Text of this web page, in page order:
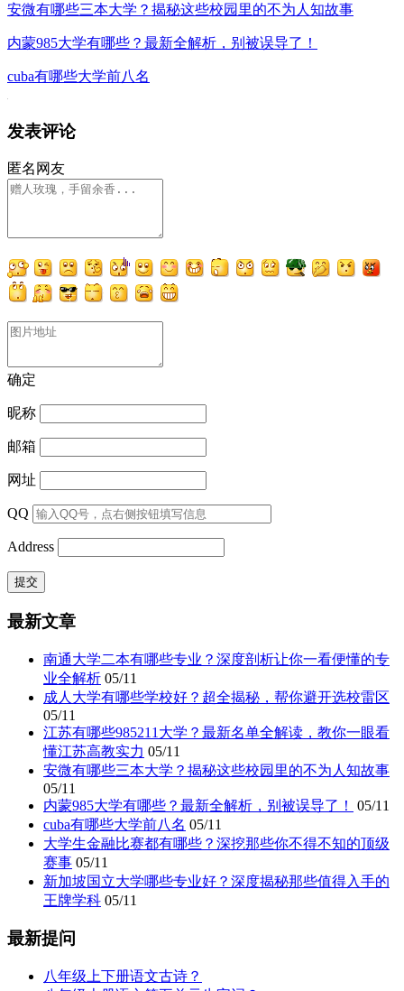
安微有哪些三本大学？揭秘这些校园里的不为人知故事
内蒙985大学有哪些？最新全解析，别被误导了！
cuba有哪些大学前八名
发表评论
匿名网友
确定
昵称
邮箱
网址
QQ
Address
最新文章
南通大学二本有哪些专业？深度剖析让你一看便懂的专
业全解析 05/11
成人大学有哪些学校好？超全揭秘，帮你避开选校雷区
05/11
江苏有哪些985211大学？最新名单全解读，教你一眼看
懂江苏高教实力 05/11
安微有哪些三本大学？揭秘这些校园里的不为人知故事
05/11
内蒙985大学有哪些？最新全解析，别被误导了！
05/11
cuba有哪些大学前八名 05/11
大学生金融比赛都有哪些？深挖那些你不得不知的顶级
赛事 05/11
新加坡国立大学哪些专业好？深度揭秘那些值得入手的
王牌学科 05/11
最新提问
八年级上下册语文古诗？